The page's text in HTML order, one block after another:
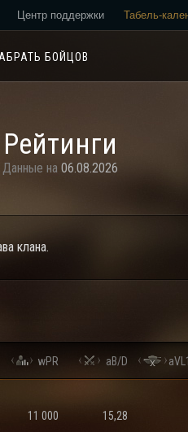
Центр поддержки Табель-
БОЙЦОВ
Рейтинги
Данные на 06.08.2026
клана.
wPR aB/D
11 000 15,28